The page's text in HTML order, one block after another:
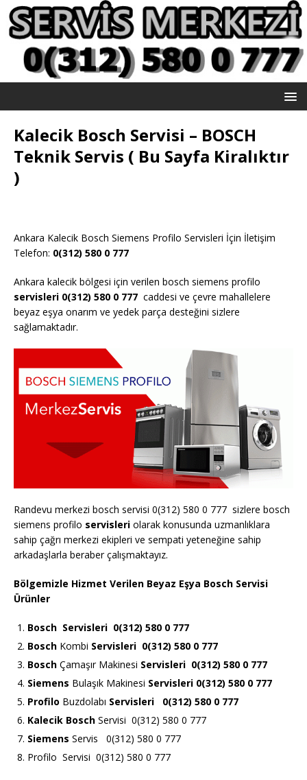
Kalecik Bosch Servisi – BOSCH
Teknik Servis ( Bu Sayfa Kiralıktır
)
Ankara Kalecik Bosch Siemens Profilo Servisleri İçin İletişim
Telefon: 0(312) 580 0 777
Ankara kalecik bölgesi için verilen bosch siemens profilo
servisleri 0(312) 580 0 777 caddesi ve çevre mahallelere
beyaz eşya onarım ve yedek parça desteğini sizlere
sağlamaktadır.
Randevu merkezi bosch servisi 0(312) 580 0 777 sizlere bosch
siemens profilo servisleri olarak konusunda uzmanlıklara
sahip çağrı merkezi ekipleri ve sempati yeteneğine sahip
arkadaşlarla beraber çalışmaktayız.
Bölgemizle Hizmet Verilen Beyaz Eşya Bosch Servisi
Ürünler
Bosch Servisleri 0(312) 580 0 777
Bosch Kombi Servisleri 0(312) 580 0 777
Bosch Çamaşır Makinesi Servisleri 0(312) 580 0 777
Siemens Bulaşık Makinesi Servisleri 0(312) 580 0 777
Profilo Buzdolabı Servisleri 0(312) 580 0 777
Kalecik Bosch Servisi 0(312) 580 0 777
Siemens Servis 0(312) 580 0 777
Profilo Servisi 0(312) 580 0 777